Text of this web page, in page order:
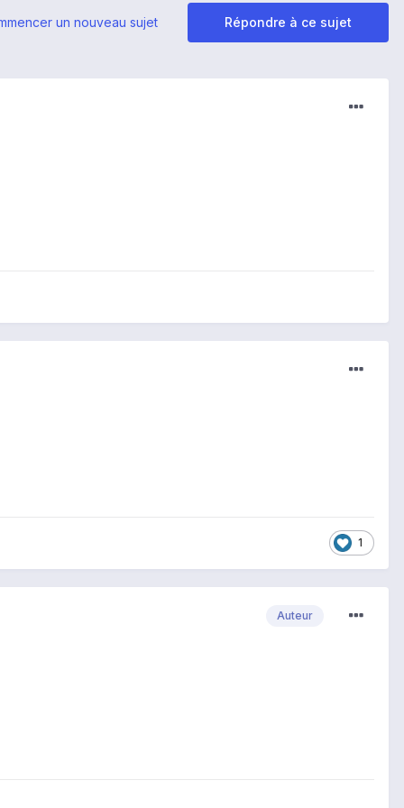
Répondre à ce sujet
un nouveau sujet
1
Auteur